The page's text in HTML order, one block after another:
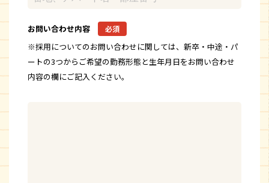
お問い合わせ内容 必須
※採用についてのお問い合わせに関しては、新卒・中途・パ
ートの3つからご希望の勤務形態と生年月日をお問い合わせ
内容の欄にご記入ください。